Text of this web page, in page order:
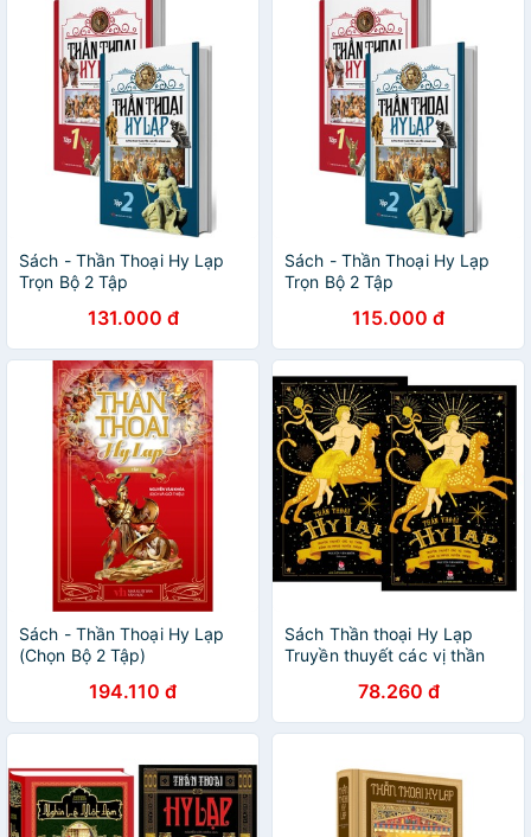
Sách - Thần Thoại Hy Lạp
Trọn Bộ 2 Tập
131.000 đ
Sách - Thần Thoại Hy Lạp
Trọn Bộ 2 Tập
115.000 đ
Sách - Thần Thoại Hy Lạp
(Chọn Bộ 2 Tập)
194.110 đ
Sách Thần thoại Hy Lạp
Truyền thuyết các vị thần
78.260 đ